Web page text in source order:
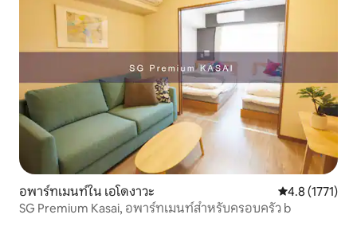
อพาร์ทเมนท์ใน เอโดงาวะ คะแนนเฉลี่ย
4.8 (1771)
SG Premium Kasai, อพาร์ทเมนท์สำหรับครอบครัว b